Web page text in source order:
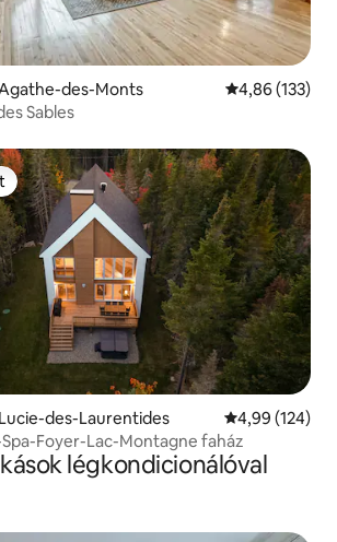
des-Monts Átlagos
4,86 (133)
Sables
des-Laurentides Átlagos
4,99 (124)
Foyer-Lac-Montagne faház
légkondicionálóval